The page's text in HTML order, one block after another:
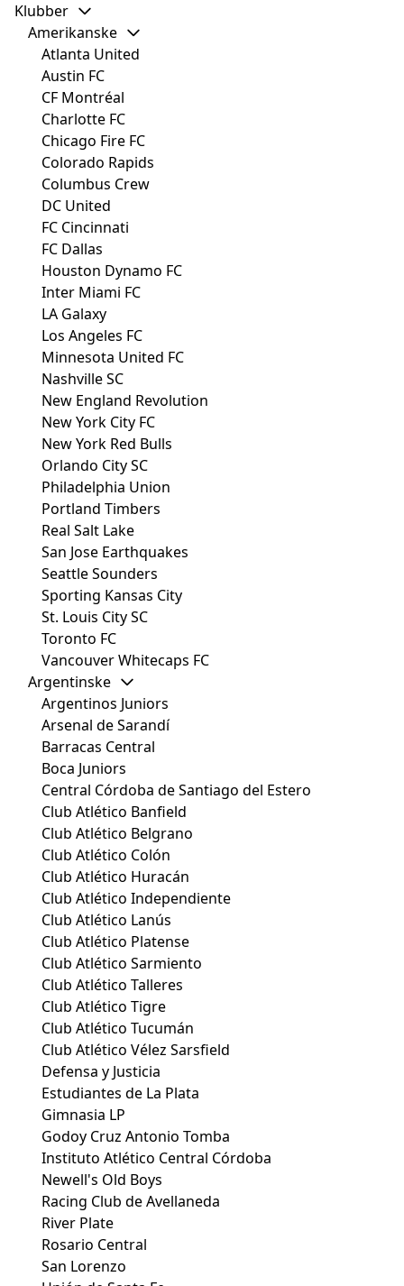
Klubber
Amerikanske
Atlanta United
Austin FC
CF Montréal
Charlotte FC
Chicago Fire FC
Colorado Rapids
Columbus Crew
DC United
FC Cincinnati
FC Dallas
Houston Dynamo FC
Inter Miami FC
LA Galaxy
Los Angeles FC
Minnesota United FC
Nashville SC
New England Revolution
New York City FC
New York Red Bulls
Orlando City SC
Philadelphia Union
Portland Timbers
Real Salt Lake
San Jose Earthquakes
Seattle Sounders
Sporting Kansas City
St. Louis City SC
Toronto FC
Vancouver Whitecaps FC
Argentinske
Argentinos Juniors
Arsenal de Sarandí
Barracas Central
Boca Juniors
Central Córdoba de Santiago del Estero
Club Atlético Banfield
Club Atlético Belgrano
Club Atlético Colón
Club Atlético Huracán
Club Atlético Independiente
Club Atlético Lanús
Club Atlético Platense
Club Atlético Sarmiento
Club Atlético Talleres
Club Atlético Tigre
Club Atlético Tucumán
Club Atlético Vélez Sarsfield
Defensa y Justicia
Estudiantes de La Plata
Gimnasia LP
Godoy Cruz Antonio Tomba
Instituto Atlético Central Córdoba
Newell's Old Boys
Racing Club de Avellaneda
River Plate
Rosario Central
San Lorenzo